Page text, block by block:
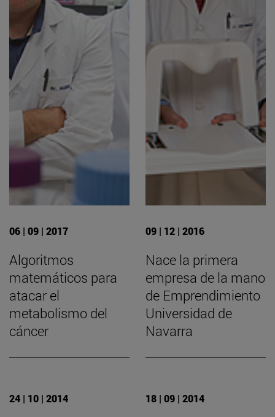
06 | 09 | 2017
Algoritmos
matemáticos para
atacar el
metabolismo del
cáncer
09 | 12 | 2016
Nace la primera
empresa de la mano
de Emprendimiento
Universidad de
Navarra
24 | 10 | 2014 18 | 09 | 2014